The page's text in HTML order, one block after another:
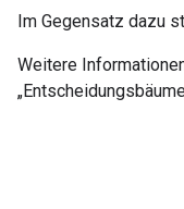
Im Gegensatz dazu
Weitere